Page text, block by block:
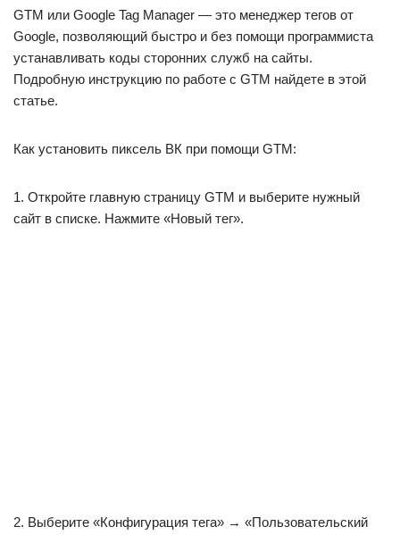
GTM или Google Tag Manager — это менеджер тегов от
Google, позволяющий быстро и без помощи программиста
устанавливать коды сторонних служб на сайты.
Подробную инструкцию по работе с GTM найдете в этой
статье.
Как установить пиксель ВК при помощи GTM:
1. Откройте главную страницу GTM и выберите нужный
сайт в списке. Нажмите «Новый тег».
2. Выберите «Конфигурация тега» → «Пользовательский